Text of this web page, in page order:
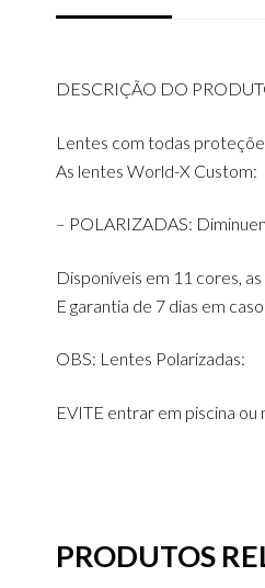
DESCRIÇÃO DO
Lentes com todas
As lentes World-X Custom:
– POLARIZADAS:
Disponíveis em 11 cores,
E garantia de 7 dias em
OBS: Lentes Polarizadas:
EVITE entrar em piscina
PRODUTOS